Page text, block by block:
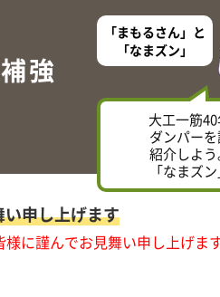
強
「まもるさん」と
「なまズン」
大工一筋
ダンパー
紹介しよ
「なまズ
申し上げます
に謹んでお見舞い申し上げま